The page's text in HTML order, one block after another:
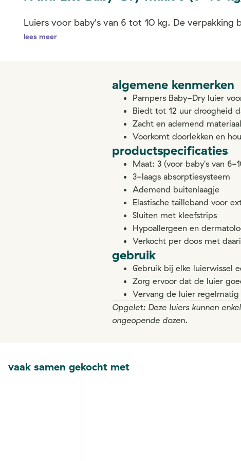
Luiers voor baby's van 6 tot 10 kg. De verpakking
lees meer
algemene kenmerken
Pampers Baby-Dry luier
Biedt tot 12 uur droogheid
Zacht en ademend
Voorkomt doorlekken en
productspecificaties
Maat: 3 (voor baby's van 6-
3-laags absorptiesysteem
Ademend buitenlaagje
Elastische tailleband voor
Sluiten met kleefstrips
Hypoallergeen en
Verkocht per doos met
gebruik
Gebruik bij elke luierwissel
Zorg ervoor dat de luier
Vervang de luier
Opgelet: Deze luiers kunnen
ongeopende dozen.
vaak samen gekocht met